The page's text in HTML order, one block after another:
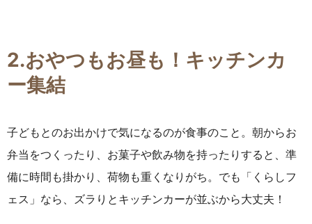
2.おやつもお昼も！キッチンカ
ー集結
子どもとのお出かけで気になるのが食事のこと。朝からお
弁当をつくったり、お菓子や飲み物を持ったりすると、準
備に時間も掛かり、荷物も重くなりがち。でも「くらしフ
ェス」なら、ズラりとキッチンカーが並ぶから大丈夫！